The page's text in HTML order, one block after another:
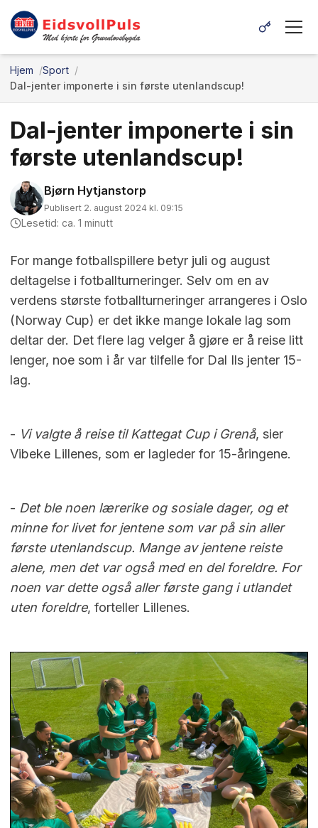
Hjem
Sport
Dal-jenter imponerte i sin første utenlandscup!
Dal-jenter imponerte i sin
første utenlandscup!
Bjørn Hytjanstorp
Publisert 2. august 2024 kl. 09:15
Lesetid: ca. 1 minutt
For mange fotballspillere betyr juli og august
deltagelse i fotballturneringer. Selv om en av
verdens største fotballturneringer arrangeres i Oslo
(Norway Cup) er det ikke mange lokale lag som
deltar der. Det flere lag velger å gjøre er å reise litt
lenger, noe som i år var tilfelle for Dal Ils jenter 15-
lag.
- Vi valgte å reise til Kattegat Cup i Grenå, sier
Vibeke Lillenes, som er lagleder for 15-åringene.
- Det ble noen lærerike og sosiale dager, og et
minne for livet for jentene som var på sin aller
første utenlandscup. Mange av jentene reiste
alene, men det var også med en del foreldre. For
noen var dette også aller første gang i utlandet
uten foreldre, forteller Lillenes.